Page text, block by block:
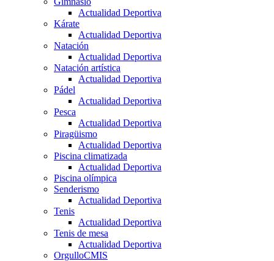
Actualidad Deportiva
Kárate
Actualidad Deportiva
Natación
Actualidad Deportiva
Natación artística
Actualidad Deportiva
Pádel
Actualidad Deportiva
Pesca
Actualidad Deportiva
Piragüismo
Actualidad Deportiva
Piscina climatizada
Actualidad Deportiva
Piscina olímpica
Senderismo
Actualidad Deportiva
Tenis
Actualidad Deportiva
Tenis de mesa
Actualidad Deportiva
OrgulloCMIS